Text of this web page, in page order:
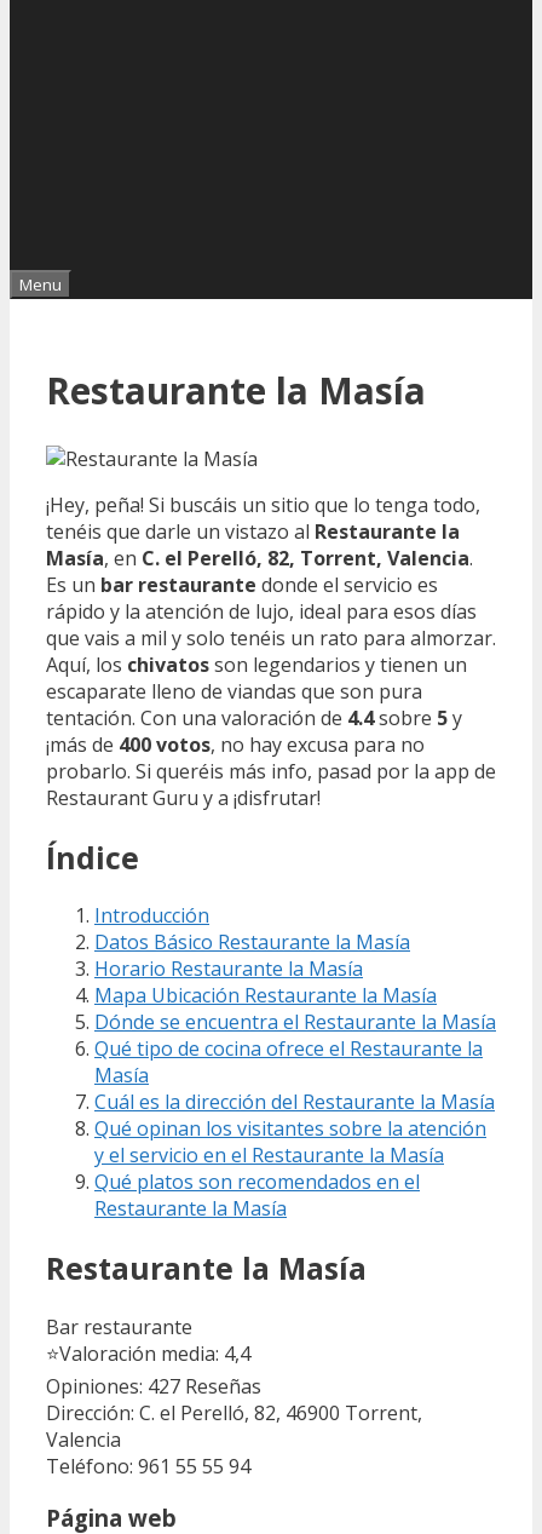
Menu
Restaurante la Masía
¡Hey, peña! Si buscáis un sitio que lo tenga todo,
tenéis que darle un vistazo al Restaurante la
Masía, en C. el Perelló, 82, Torrent, Valencia.
Es un bar restaurante donde el servicio es
rápido y la atención de lujo, ideal para esos días
que vais a mil y solo tenéis un rato para almorzar.
Aquí, los chivatosson legendarios y tienen un
escaparate lleno de viandas que son pura
tentación. Con una valoración de 4.4sobre 5y
¡más de 400 votos, no hay excusa para no
probarlo. Si queréis más info, pasad por la app de
Restaurant Guru y a ¡disfrutar! ️
Índice
Introducción
Datos Básico Restaurante la Masía
Horario Restaurante la Masía
Mapa Ubicación Restaurante la Masía
Dónde se encuentra el Restaurante la Masía
Qué tipo de cocina ofrece el Restaurante la
Masía
Cuál es la dirección del Restaurante la Masía
Qué opinan los visitantes sobre la atención
y el servicio en el Restaurante la Masía
Qué platos son recomendados en el
Restaurante la Masía
Restaurante la Masía
Bar restaurante
⭐Valoración media: 4,4
Opiniones: 427 Reseñas
Dirección: C. el Perelló, 82, 46900 Torrent,
Valencia
Teléfono: 961 55 55 94
Página web